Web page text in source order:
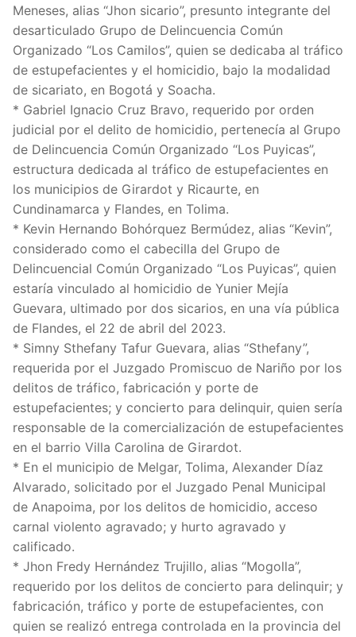
Meneses, alias “Jhon sicario”, presunto integrante del
desarticulado Grupo de Delincuencia Común
Organizado “Los Camilos”, quien se dedicaba al tráfico
de estupefacientes y el homicidio, bajo la modalidad
de sicariato, en Bogotá y Soacha.
* Gabriel Ignacio Cruz Bravo, requerido por orden
judicial por el delito de homicidio, pertenecía al Grupo
de Delincuencia Común Organizado “Los Puyicas”,
estructura dedicada al tráfico de estupefacientes en
los municipios de Girardot y Ricaurte, en
Cundinamarca y Flandes, en Tolima.
* Kevin Hernando Bohórquez Bermúdez, alias “Kevin”,
considerado como el cabecilla del Grupo de
Delincuencial Común Organizado “Los Puyicas”, quien
estaría vinculado al homicidio de Yunier Mejía
Guevara, ultimado por dos sicarios, en una vía pública
de Flandes, el 22 de abril del 2023.
* Simny Sthefany Tafur Guevara, alias “Sthefany”,
requerida por el Juzgado Promiscuo de Nariño por los
delitos de tráfico, fabricación y porte de
estupefacientes; y concierto para delinquir, quien sería
responsable de la comercialización de estupefacientes
en el barrio Villa Carolina de Girardot.
* En el municipio de Melgar, Tolima, Alexander Díaz
Alvarado, solicitado por el Juzgado Penal Municipal
de Anapoima, por los delitos de homicidio, acceso
carnal violento agravado; y hurto agravado y
calificado.
* Jhon Fredy Hernández Trujillo, alias “Mogolla”,
requerido por los delitos de concierto para delinquir; y
fabricación, tráfico y porte de estupefacientes, con
quien se realizó entrega controlada en la provincia del